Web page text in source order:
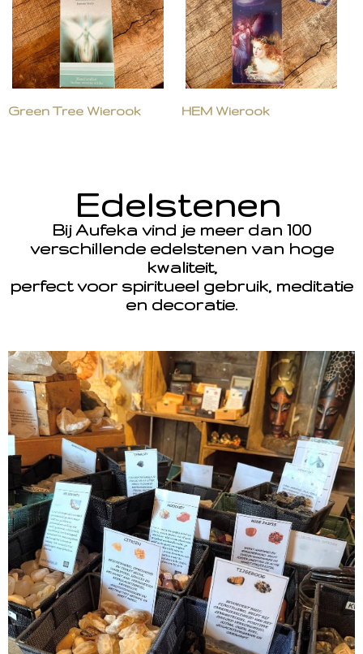
Green Tree Wierook HEM Wierook
Edelstenen
Bij Aufeka vind je meer dan 100
verschillende edelstenen van hoge
kwaliteit,
perfect voor spiritueel gebruik, meditatie
en decoratie.